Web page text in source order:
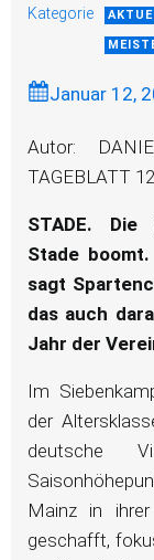
Kategorie
Januar 12,
Autor:
TAGEBLATT
STADE.
Stade
sagt
das auch
Jahr der
Im
der
deutsche
Mainz in
geschafft,